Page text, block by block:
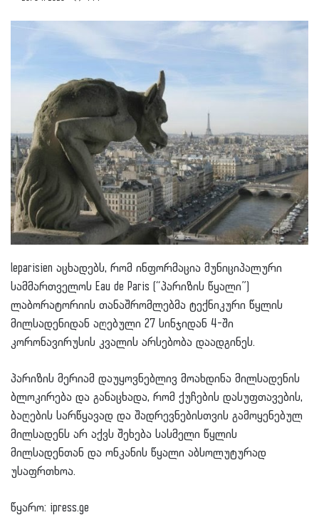
leparisien აცხადებს, რომ ინფორმაცია მუნიციპალური
სამმართველოს Eau de Paris (“პარიზის წყალი”)
ლაბორატორიის თანაშრომლებმა ტექნიკური წყლის
მილსადენიდან აღებული 27 სინჯიდან 4-ში
კორონავირუსის კვალის არსებობა დაადგინეს.
პარიზის მერიამ დაუყოვნებლივ მოახდინა მილსადენის
ბლოკირება და განაცხადა, რომ ქუჩების დასუფთავების,
ბაღების სარწყავად და შადრევნებისთვის გამოყენებულ
მილსადენს არ აქვს შეხება სასმელი წყლის
მილსადენთან და ონკანის წყალი აბსოლუტურად
უსაფრთხოა.
წყარო: ipress.ge